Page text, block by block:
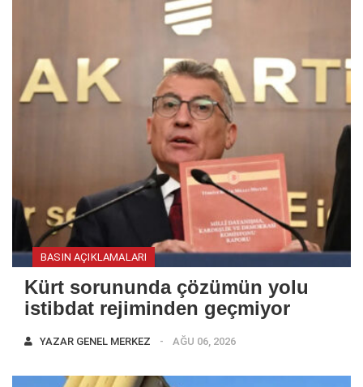
BASIN AÇIKLAMALARI
Kürt sorununda çözümün yolu
istibdat rejiminden geçmiyor
YAZAR GENEL MERKEZ AĞU 06, 2026